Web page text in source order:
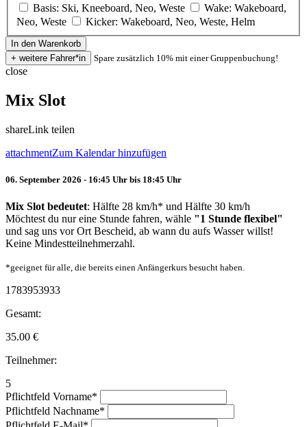
Basis: Ski, Kneeboard, Neo, Weste
Wake: Wakeboard,
Neo, Weste
Kicker: Wakeboard, Neo, Weste, Helm
Spare zusätzlich 10% mit einer Gruppenbuchung!
close
Mix Slot
shareLink teilen
attachmentZum Kalendar hinzufügen
06. September 2026 - 16:45 Uhr bis 18:45 Uhr
Mix Slot bedeutet: Hälfte 28 km/h* und Hälfte 30 km/h
Möchtest du nur eine Stunde fahren, wähle "1 Stunde flexibel"
und sag uns vor Ort Bescheid, ab wann du aufs Wasser willst!
Keine Mindestteilnehmerzahl.
*geeignet für alle, die bereits einen Anfängerkurs besucht haben.
1783953933
Gesamt:
35.00 €
Teilnehmer:
5
Pflichtfeld Vorname*
Pflichtfeld Nachname*